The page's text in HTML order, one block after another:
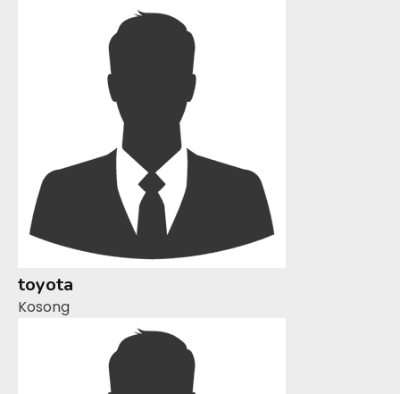
toyota
Kosong